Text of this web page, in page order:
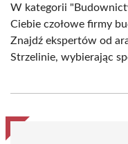
W kategorii
Ciebie czołowe firmy
Znajdź ekspertów od
Strzelinie, wybierając